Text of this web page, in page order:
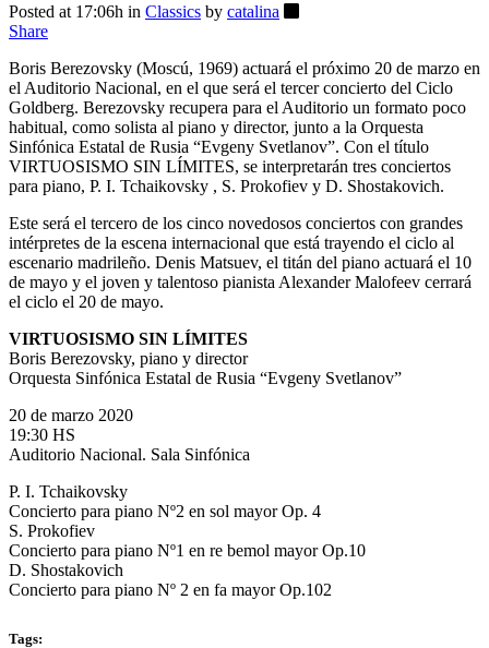
Posted at 17:06h in Classics by catalina
Share
Boris Berezovsky (Moscú, 1969) actuará el próximo 20 de marzo en
el Auditorio Nacional, en el que será el tercer concierto del Ciclo
Goldberg. Berezovsky recupera para el Auditorio un formato poco
habitual, como solista al piano y director, junto a la Orquesta
Sinfónica Estatal de Rusia “Evgeny Svetlanov”. Con el título
VIRTUOSISMO SIN LÍMITES, se interpretarán tres conciertos
para piano, P. I. Tchaikovsky , S. Prokofiev y D. Shostakovich.
Este será el tercero de los cinco novedosos conciertos con grandes
intérpretes de la escena internacional que está trayendo el ciclo al
escenario madrileño. Denis Matsuev, el titán del piano actuará el 10
de mayo y el joven y talentoso pianista Alexander Malofeev cerrará
el ciclo el 20 de mayo.
VIRTUOSISMO SIN LÍMITES
Boris Berezovsky, piano y director
Orquesta Sinfónica Estatal de Rusia “Evgeny Svetlanov”
20 de marzo 2020
19:30 HS
Auditorio Nacional. Sala Sinfónica
P. I. Tchaikovsky
Concierto para piano Nº2 en sol mayor Op. 4
S. Prokofiev
Concierto para piano Nº1 en re bemol mayor Op.10
D. Shostakovich
Concierto para piano Nº 2 en fa mayor Op.102
Tags: